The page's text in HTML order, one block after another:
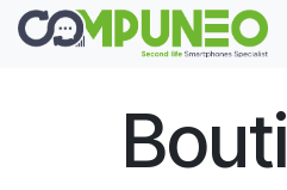
Se rendre au contenu